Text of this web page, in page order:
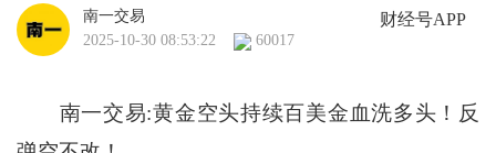
财经号APP
南一交易
2025-10-30 08:53:22
60017
南一交易:黄金空头持续百美金血洗多头！反